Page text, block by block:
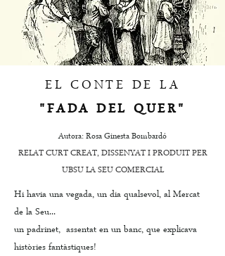
EL CONTE DE LA
"FADA DEL QUER"
Autora: Rosa Ginesta Bombardó
RELAT CURT CREAT, DISSENYAT I PRODUIT PER
UBSU LA SEU COMERCIAL
Hi havia una vegada, un dia qualsevol, al Mercat
de la Seu...
un padrinet, assentat en un banc, que explicava
històries fantàstiques!